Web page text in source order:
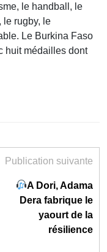
le handball, le
le rugby, le
Le Burkina Faso
huit médailles dont
Publication suivante
A Dori, Adama
Dera fabrique le
yaourt de la
résilience